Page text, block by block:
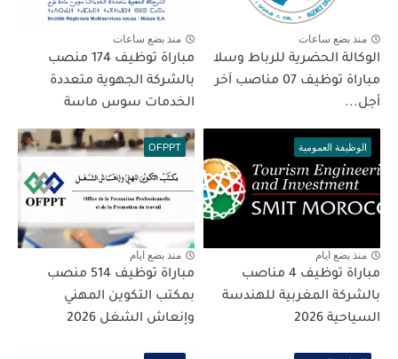
منذ بضع ساعات
الوكالة الحضرية للرباط وسلا
مباراة توظيف 07 مناصب آخر
أجل...
منذ بضع ساعات
مباراة توظيف 174 منصب
بالشركة الجهوية متعددة
الخدمات سوس ماسة
الوظيفة العمومية
منذ بضع ايام
مباراة توظيف 4 مناصب
بالشركة المغربية للهندسة
السياحية 2026
OFPPT
منذ بضع ايام
مباراة توظيف 514 منصب
بمكتب التكوين المهني
وإنعاش الشغل 2026